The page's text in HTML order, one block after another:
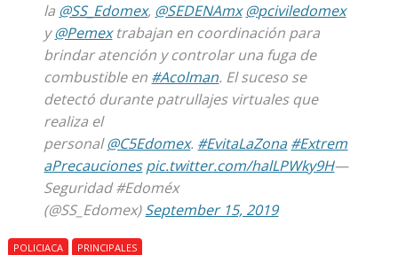
la @SS_Edomex, @SEDENAmx @pciviledomex
y@Pemextrabajan en coordinación para
brindar atención y controlar una fuga de
combustible en #Acolman. El suceso se
detectó durante patrullajes virtuales que
realiza el
personal@C5Edomex. #EvitaLaZona #Extrem
aPrecauciones pic.twitter.com/halLPWky9H—
Seguridad #Edoméx
(@SS_Edomex)September 15, 2019
POLICIACA PRINCIPALES